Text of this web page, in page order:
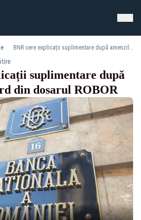
BNR cere explicații suplimentare după amenzile-record din dosarul ROBOR
suplimentare după
din dosarul ROBOR